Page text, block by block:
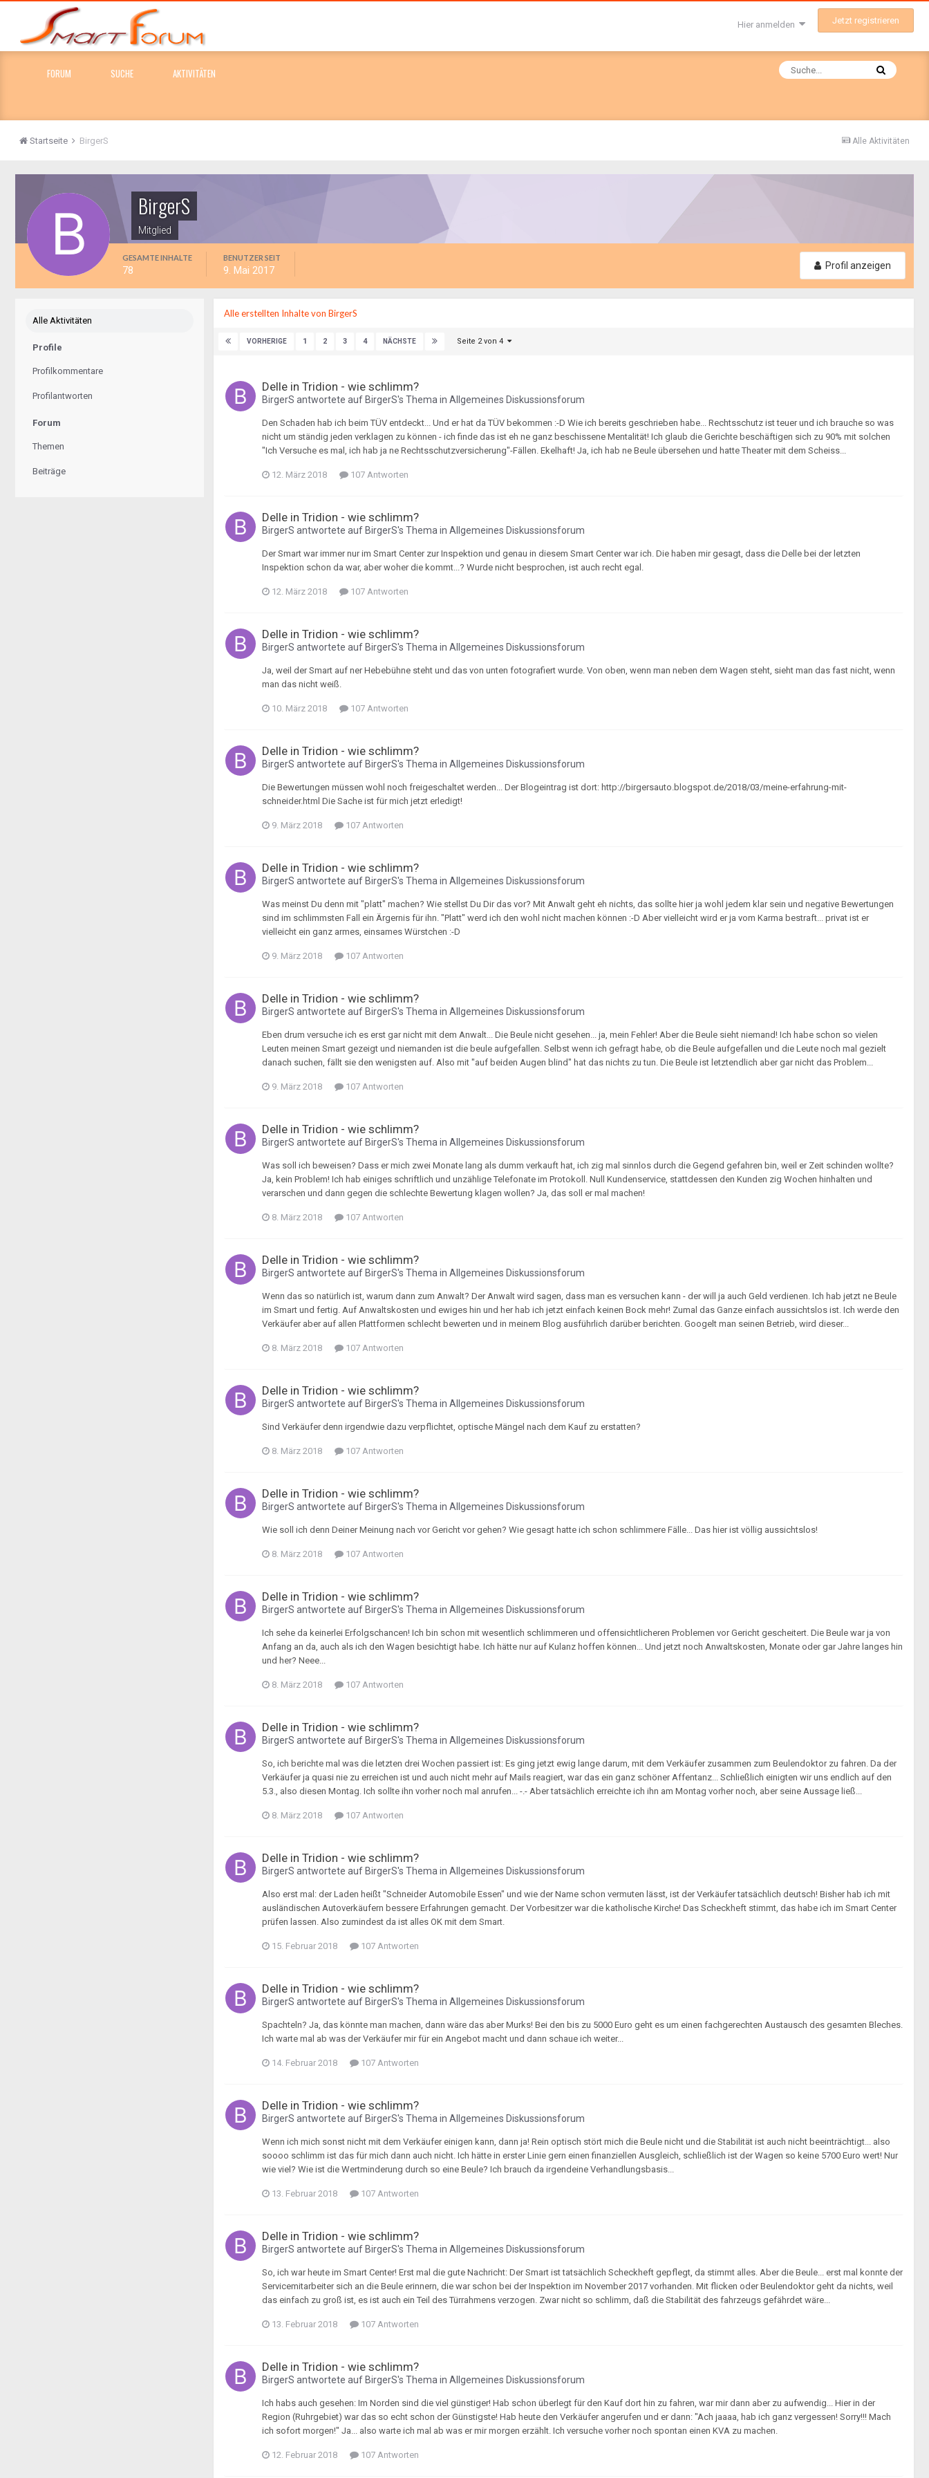
Hier anmelden Jetzt registrieren
FORUM SUCHE AKTIVITÄTEN
Alle Aktivitäten
Startseite BirgerS
BirgerS
Mitglied
Profil anzeigen
GESAMTE INHALTE
78
BENUTZER SEIT
9. Mai 2017
Alle Aktivitäten
Profile
Profilkommentare
Profilantworten
Forum
Themen
Beiträge
Alle erstellten Inhalte von BirgerS
VORHERIGE 1 2 3 4 NÄCHSTE Seite 2 von 4
Delle in Tridion - wie schlimm?
BirgerS antwortete auf BirgerS's Thema in Allgemeines Diskussionsforum
Den Schaden hab ich beim TÜV entdeckt... Und er hat da TÜV bekommen :-D Wie ich bereits geschrieben habe... Rechtsschutz ist teuer und ich brauche so was
nicht um ständig jeden verklagen zu können - ich finde das ist eh ne ganz beschissene Mentalität! Ich glaub die Gerichte beschäftigen sich zu 90% mit solchen
"Ich Versuche es mal, ich hab ja ne Rechtsschutzversicherung"-Fällen. Ekelhaft! Ja, ich hab ne Beule übersehen und hatte Theater mit dem Scheiss...
12. März 2018 107 Antworten
Delle in Tridion - wie schlimm?
BirgerS antwortete auf BirgerS's Thema in Allgemeines Diskussionsforum
Der Smart war immer nur im Smart Center zur Inspektion und genau in diesem Smart Center war ich. Die haben mir gesagt, dass die Delle bei der letzten
Inspektion schon da war, aber woher die kommt...? Wurde nicht besprochen, ist auch recht egal.
12. März 2018 107 Antworten
Delle in Tridion - wie schlimm?
BirgerS antwortete auf BirgerS's Thema in Allgemeines Diskussionsforum
Ja, weil der Smart auf ner Hebebühne steht und das von unten fotografiert wurde. Von oben, wenn man neben dem Wagen steht, sieht man das fast nicht, wenn
man das nicht weiß.
10. März 2018 107 Antworten
Delle in Tridion - wie schlimm?
BirgerS antwortete auf BirgerS's Thema in Allgemeines Diskussionsforum
Die Bewertungen müssen wohl noch freigeschaltet werden... Der Blogeintrag ist dort: http://birgersauto.blogspot.de/2018/03/meine-erfahrung-mit-
schneider.html Die Sache ist für mich jetzt erledigt!
9. März 2018 107 Antworten
Delle in Tridion - wie schlimm?
BirgerS antwortete auf BirgerS's Thema in Allgemeines Diskussionsforum
Was meinst Du denn mit "platt" machen? Wie stellst Du Dir das vor? Mit Anwalt geht eh nichts, das sollte hier ja wohl jedem klar sein und negative Bewertungen
sind im schlimmsten Fall ein Ärgernis für ihn. "Platt" werd ich den wohl nicht machen können :-D Aber vielleicht wird er ja vom Karma bestraft... privat ist er
vielleicht ein ganz armes, einsames Würstchen :-D
9. März 2018 107 Antworten
Delle in Tridion - wie schlimm?
BirgerS antwortete auf BirgerS's Thema in Allgemeines Diskussionsforum
Eben drum versuche ich es erst gar nicht mit dem Anwalt... Die Beule nicht gesehen... ja, mein Fehler! Aber die Beule sieht niemand! Ich habe schon so vielen
Leuten meinen Smart gezeigt und niemanden ist die beule aufgefallen. Selbst wenn ich gefragt habe, ob die Beule aufgefallen und die Leute noch mal gezielt
danach suchen, fällt sie den wenigsten auf. Also mit "auf beiden Augen blind" hat das nichts zu tun. Die Beule ist letztendlich aber gar nicht das Problem...
9. März 2018 107 Antworten
Delle in Tridion - wie schlimm?
BirgerS antwortete auf BirgerS's Thema in Allgemeines Diskussionsforum
Was soll ich beweisen? Dass er mich zwei Monate lang als dumm verkauft hat, ich zig mal sinnlos durch die Gegend gefahren bin, weil er Zeit schinden wollte?
Ja, kein Problem! Ich hab einiges schriftlich und unzählige Telefonate im Protokoll. Null Kundenservice, stattdessen den Kunden zig Wochen hinhalten und
verarschen und dann gegen die schlechte Bewertung klagen wollen? Ja, das soll er mal machen!
8. März 2018 107 Antworten
Delle in Tridion - wie schlimm?
BirgerS antwortete auf BirgerS's Thema in Allgemeines Diskussionsforum
Wenn das so natürlich ist, warum dann zum Anwalt? Der Anwalt wird sagen, dass man es versuchen kann - der will ja auch Geld verdienen. Ich hab jetzt ne Beule
im Smart und fertig. Auf Anwaltskosten und ewiges hin und her hab ich jetzt einfach keinen Bock mehr! Zumal das Ganze einfach aussichtslos ist. Ich werde den
Verkäufer aber auf allen Plattformen schlecht bewerten und in meinem Blog ausführlich darüber berichten. Googelt man seinen Betrieb, wird dieser...
8. März 2018 107 Antworten
Delle in Tridion - wie schlimm?
BirgerS antwortete auf BirgerS's Thema in Allgemeines Diskussionsforum
Sind Verkäufer denn irgendwie dazu verpflichtet, optische Mängel nach dem Kauf zu erstatten?
8. März 2018 107 Antworten
Delle in Tridion - wie schlimm?
BirgerS antwortete auf BirgerS's Thema in Allgemeines Diskussionsforum
Wie soll ich denn Deiner Meinung nach vor Gericht vor gehen? Wie gesagt hatte ich schon schlimmere Fälle... Das hier ist völlig aussichtslos!
8. März 2018 107 Antworten
Delle in Tridion - wie schlimm?
BirgerS antwortete auf BirgerS's Thema in Allgemeines Diskussionsforum
Ich sehe da keinerlei Erfolgschancen! Ich bin schon mit wesentlich schlimmeren und offensichtlicheren Problemen vor Gericht gescheitert. Die Beule war ja von
Anfang an da, auch als ich den Wagen besichtigt habe. Ich hätte nur auf Kulanz hoffen können... Und jetzt noch Anwaltskosten, Monate oder gar Jahre langes hin
und her? Neee...
8. März 2018 107 Antworten
Delle in Tridion - wie schlimm?
BirgerS antwortete auf BirgerS's Thema in Allgemeines Diskussionsforum
So, ich berichte mal was die letzten drei Wochen passiert ist: Es ging jetzt ewig lange darum, mit dem Verkäufer zusammen zum Beulendoktor zu fahren. Da der
Verkäufer ja quasi nie zu erreichen ist und auch nicht mehr auf Mails reagiert, war das ein ganz schöner Affentanz... Schließlich einigten wir uns endlich auf den
5.3., also diesen Montag. Ich sollte ihn vorher noch mal anrufen... -.- Aber tatsächlich erreichte ich ihn am Montag vorher noch, aber seine Aussage ließ...
8. März 2018 107 Antworten
Delle in Tridion - wie schlimm?
BirgerS antwortete auf BirgerS's Thema in Allgemeines Diskussionsforum
Also erst mal: der Laden heißt "Schneider Automobile Essen" und wie der Name schon vermuten lässt, ist der Verkäufer tatsächlich deutsch! Bisher hab ich mit
ausländischen Autoverkäufern bessere Erfahrungen gemacht. Der Vorbesitzer war die katholische Kirche! Das Scheckheft stimmt, das habe ich im Smart Center
prüfen lassen. Also zumindest da ist alles OK mit dem Smart.
15. Februar 2018 107 Antworten
Delle in Tridion - wie schlimm?
BirgerS antwortete auf BirgerS's Thema in Allgemeines Diskussionsforum
Spachteln? Ja, das könnte man machen, dann wäre das aber Murks! Bei den bis zu 5000 Euro geht es um einen fachgerechten Austausch des gesamten Bleches.
Ich warte mal ab was der Verkäufer mir für ein Angebot macht und dann schaue ich weiter...
14. Februar 2018 107 Antworten
Delle in Tridion - wie schlimm?
BirgerS antwortete auf BirgerS's Thema in Allgemeines Diskussionsforum
Wenn ich mich sonst nicht mit dem Verkäufer einigen kann, dann ja! Rein optisch stört mich die Beule nicht und die Stabilität ist auch nicht beeinträchtigt... also
soooo schlimm ist das für mich dann auch nicht. Ich hätte in erster Linie gern einen finanziellen Ausgleich, schließlich ist der Wagen so keine 5700 Euro wert! Nur
wie viel? Wie ist die Wertminderung durch so eine Beule? Ich brauch da irgendeine Verhandlungsbasis...
13. Februar 2018 107 Antworten
Delle in Tridion - wie schlimm?
BirgerS antwortete auf BirgerS's Thema in Allgemeines Diskussionsforum
So, ich war heute im Smart Center! Erst mal die gute Nachricht: Der Smart ist tatsächlich Scheckheft gepflegt, da stimmt alles. Aber die Beule... erst mal konnte der
Servicemitarbeiter sich an die Beule erinnern, die war schon bei der Inspektion im November 2017 vorhanden. Mit flicken oder Beulendoktor geht da nichts, weil
das einfach zu groß ist, es ist auch ein Teil des Türrahmens verzogen. Zwar nicht so schlimm, daß die Stabilität des fahrzeugs gefährdet wäre...
13. Februar 2018 107 Antworten
Delle in Tridion - wie schlimm?
BirgerS antwortete auf BirgerS's Thema in Allgemeines Diskussionsforum
Ich habs auch gesehen: Im Norden sind die viel günstiger! Hab schon überlegt für den Kauf dort hin zu fahren, war mir dann aber zu aufwendig... Hier in der
Region (Ruhrgebiet) war das so echt schon der Günstigste! Hab heute den Verkäufer angerufen und er dann: "Ach jaaaa, hab ich ganz vergessen! Sorry!!! Mach
ich sofort morgen!" Ja... also warte ich mal ab was er mir morgen erzählt. Ich versuche vorher noch spontan einen KVA zu machen.
12. Februar 2018 107 Antworten